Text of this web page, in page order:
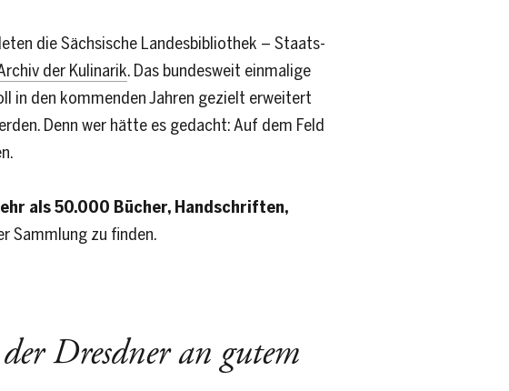
die Sächsische Landesbibliothek – Staats-
der Kulinarik. Das bundesweit einmalige
in den kommenden Jahren gezielt erweitert
Denn wer hätte es gedacht: Auf dem Feld
als 50.000 Bücher, Handschriften,
Sammlung zu finden.
Dresdner an gutem